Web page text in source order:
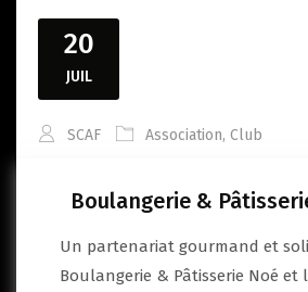
20
JUIL
SCAF Association, Club
Boulangerie &
Un partenariat gourmand et
Boulangerie & Pâtisserie Noé et